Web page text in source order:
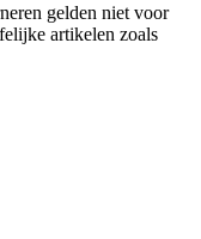
gelden niet voor
artikelen zoals